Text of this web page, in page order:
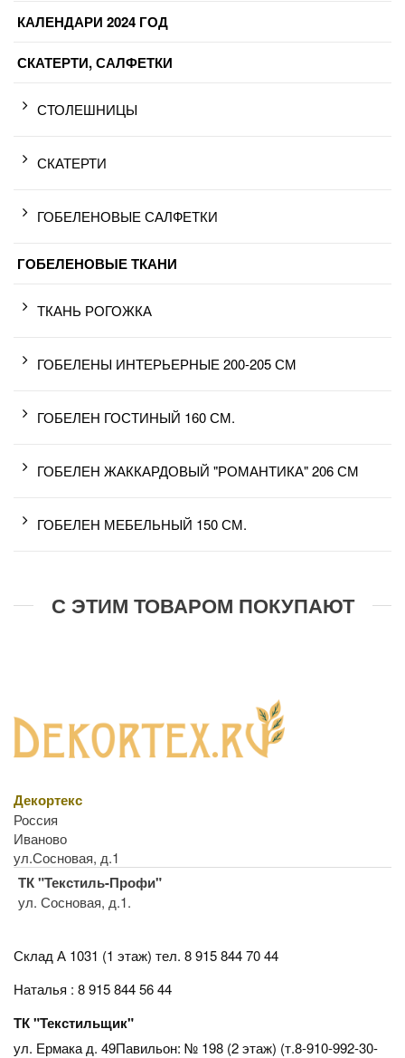
КАЛЕНДАРИ 2024 ГОД
СКАТЕРТИ, САЛФЕТКИ
СТОЛЕШНИЦЫ
СКАТЕРТИ
ГОБЕЛЕНОВЫЕ САЛФЕТКИ
ГОБЕЛЕНОВЫЕ ТКАНИ
ТКАНЬ РОГОЖКА
ГОБЕЛЕНЫ ИНТЕРЬЕРНЫЕ 200-205 СМ
ГОБЕЛЕН ГОСТИНЫЙ 160 СМ.
ГОБЕЛЕН ЖАККАРДОВЫЙ "РОМАНТИКА" 206 СМ
ГОБЕЛЕН МЕБЕЛЬНЫЙ 150 СМ.
С ЭТИМ ТОВАРОМ ПОКУПАЮТ
Декортекс
Россия
Иваново
ул.Сосновая, д.1
ТК "Текстиль-Профи"
ул. Сосновая, д.1.
Склад А 1031 (1 этаж) тел. 8 915 844 70 44
Наталья : 8 915 844 56 44
ТК "Текстильщик"
ул. Ермака д. 49Павильон: № 198 (2 этаж) (т.8-910-992-30-